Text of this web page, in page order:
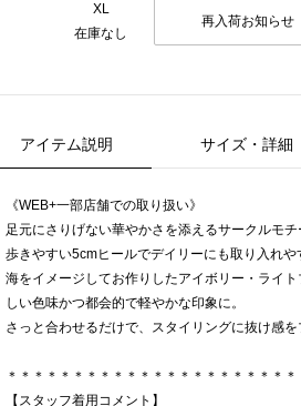
XL
在庫なし
再入荷お知らせ
アイテム説明 サイズ・詳細
《WEB+一部店舗での取り扱い》
足元にさりげない華やかさを添えるサークルモチ
歩きやすい5cmヒールでデイリーにも取り入れや
海をイメージしてお作りしたアイボリー・ライ
しい色味かつ都会的で軽やかな印象に。
さっと合わせるだけで、スタイリングに抜け感を
＊＊＊＊＊＊＊＊＊＊＊＊＊＊＊＊＊＊＊＊＊＊
【スタッフ着用コメント】